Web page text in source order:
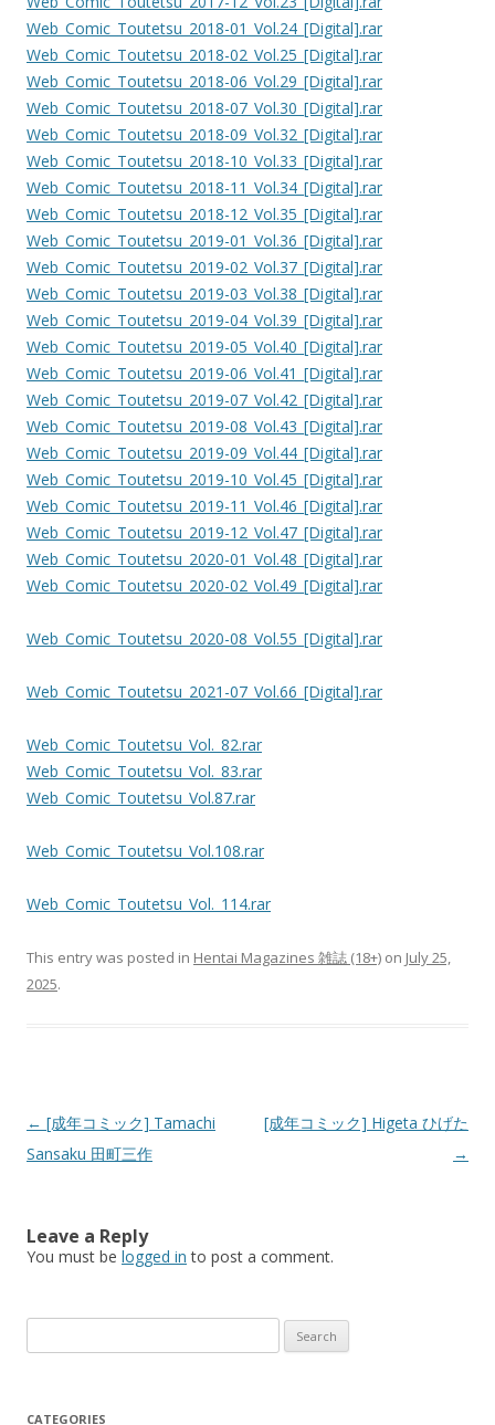
Web_Comic_Toutetsu_2018-01_Vol.24_[Digital].rar
Web_Comic_Toutetsu_2018-02_Vol.25_[Digital].rar
Web_Comic_Toutetsu_2018-06_Vol.29_[Digital].rar
Web_Comic_Toutetsu_2018-07_Vol.30_[Digital].rar
Web_Comic_Toutetsu_2018-09_Vol.32_[Digital].rar
Web_Comic_Toutetsu_2018-10_Vol.33_[Digital].rar
Web_Comic_Toutetsu_2018-11_Vol.34_[Digital].rar
Web_Comic_Toutetsu_2018-12_Vol.35_[Digital].rar
Web_Comic_Toutetsu_2019-01_Vol.36_[Digital].rar
Web_Comic_Toutetsu_2019-02_Vol.37_[Digital].rar
Web_Comic_Toutetsu_2019-03_Vol.38_[Digital].rar
Web_Comic_Toutetsu_2019-04_Vol.39_[Digital].rar
Web_Comic_Toutetsu_2019-05_Vol.40_[Digital].rar
Web_Comic_Toutetsu_2019-06_Vol.41_[Digital].rar
Web_Comic_Toutetsu_2019-07_Vol.42_[Digital].rar
Web_Comic_Toutetsu_2019-08_Vol.43_[Digital].rar
Web_Comic_Toutetsu_2019-09_Vol.44_[Digital].rar
Web_Comic_Toutetsu_2019-10_Vol.45_[Digital].rar
Web_Comic_Toutetsu_2019-11_Vol.46_[Digital].rar
Web_Comic_Toutetsu_2019-12_Vol.47_[Digital].rar
Web_Comic_Toutetsu_2020-01_Vol.48_[Digital].rar
Web_Comic_Toutetsu_2020-02_Vol.49_[Digital].rar
Web_Comic_Toutetsu_2020-08_Vol.55_[Digital].rar
Web_Comic_Toutetsu_2021-07_Vol.66_[Digital].rar
Web_Comic_Toutetsu_Vol._82.rar
Web_Comic_Toutetsu_Vol._83.rar
Web_Comic_Toutetsu_Vol.87.rar
Web_Comic_Toutetsu_Vol.108.rar
Web_Comic_Toutetsu_Vol._114.rar
This entry was posted in Hentai Magazines 雑誌 (18+) on July 25,
2025.
Post
navigation
← [成年コミック] Tamachi
Sansaku 田町三作
[成年コミック] Higeta ひげた
→
Leave a Reply
You must be logged in to post a comment.
for:
CATEGORIES